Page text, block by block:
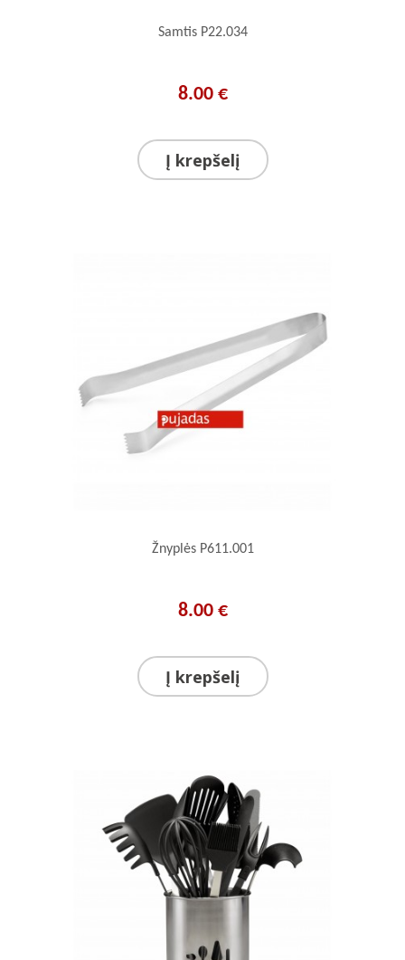
Samtis P22.034
8.00 €
Į krepšelį
Žnyplės P611.001
8.00 €
Į krepšelį